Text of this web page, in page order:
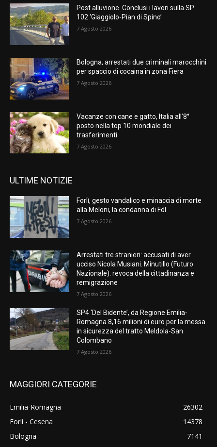
Post alluvione. Conclusi i lavori sulla SP
102 ‘Giaggiolo-Pian di Spino’
7 Agosto 2026
Bologna, arrestati due criminali marocchini
per spaccio di cocaina in zona Fiera
7 Agosto 2026
Vacanze con cane e gatto, Italia all’8°
posto nella top 10 mondiale dei
trasferimenti
7 Agosto 2026
ULTIME NOTIZIE
Forlì, gesto vandalico e minaccia di morte
alla Meloni, la condanna di FdI
7 Agosto 2026
Arrestati tre stranieri: accusati di aver
ucciso Nicola Musiani. Minutillo (Futuro
Nazionale): revoca della cittadinanza e
remigrazione
7 Agosto 2026
SP4 ‘Del Bidente’, da Regione Emilia-
Romagna 8,16 milioni di euro per la messa
in sicurezza del tratto Meldola-San
Colombano
7 Agosto 2026
MAGGIORI CATEGORIE
Emilia-Romagna
26302
Forlì - Cesena
14378
Bologna
7141